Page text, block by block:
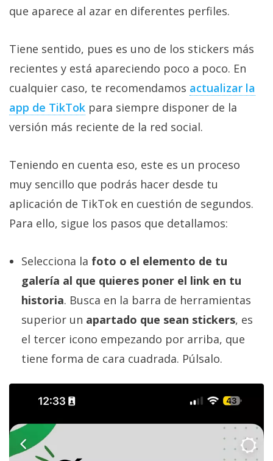
que aparece al azar en diferentes perfiles.
Tiene sentido, pues es uno de los stickers más
recientes y está apareciendo poco a poco. En
cualquier caso, te recomendamos actualizar la
app de TikTok‎ para siempre disponer de la
versión más reciente de la red social.
Teniendo en cuenta eso, este es un proceso
muy sencillo que podrás hacer desde tu
aplicación de TikTok en cuestión de segundos.
Para ello, sigue los pasos que detallamos:
Selecciona la foto o el elemento de tu
galería al que quieres poner el link en tu
historia. Busca en la barra de herramientas
superior un apartado que sean stickers, es
el tercer icono empezando por arriba, que
tiene forma de cara cuadrada. Púlsalo.